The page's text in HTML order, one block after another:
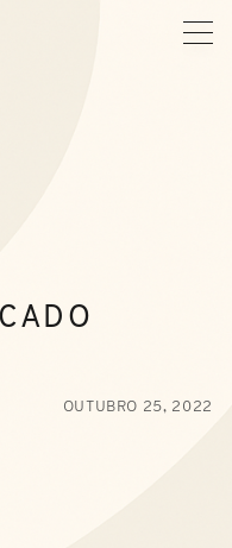
OUTUBRO 25, 2022